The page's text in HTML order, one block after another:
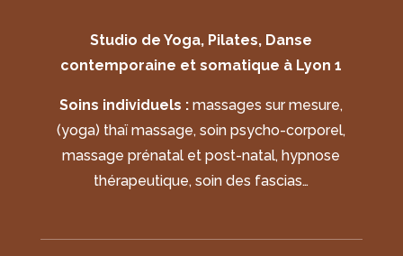
Studio de Yoga, Pilates, Danse
contemporaine et somatique à Lyon 1
Soins individuels :massages sur mesure,
(yoga) thaï massage, soin psycho-corporel,
massage prénatal et post-natal, hypnose
thérapeutique, soin des fascias…